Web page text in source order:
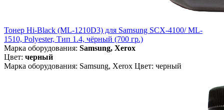
Тонер Hi-Black (ML-1210D3) для Samsung SCX-4100/ ML-
1510, Polyester, Тип 1.4, чёрный (700 гр.)
Марка оборудования: Samsung, Xerox
Цвет: черный
Марка оборудования: Samsung, Xerox Цвет: черный